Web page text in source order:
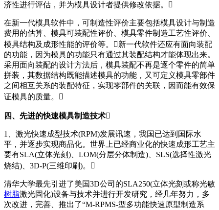
济性进行评估，并为模具设计者提供修改依据。
在新一代模具软件中，可制造性评价主要包括模具设计与制造
费用的估算、模具可装配性评价、模具零件制造工艺性评价、
模具结构及成形性能的评价等。新一代软件还应有面向装配
的功能，因为模具的功能只有通过其装配结构才能体现出来。
采用面向装配的设计方法后，模具装配不再是逐个零件的简单
拼装，其数据结构既能描述模具的功能，又可定义模具零部件
之间相互关系的装配特征，实现零部件的关联，因而能有效保
证模具的质量。
四、先进的快速模具制造技术
1、激光快速成型技术(RPM)发展讯速，我国已达到国际水
平，并逐步实现商品化。世界上已经商业化的快速成形工艺主
要有SLA(立体光刻)、LOM(分层分体制造)、SLS(选择性激光
烧结)、3D-P(三维印刷)。
清华大学最先引进了美国3D公司的SLA250(立体光刻或称光敏
树脂激光固化)设备与技术并进行开发研究，经几年努力，多
次改进，完善、推出了“M-RPMS-型多功能快速原型制造系